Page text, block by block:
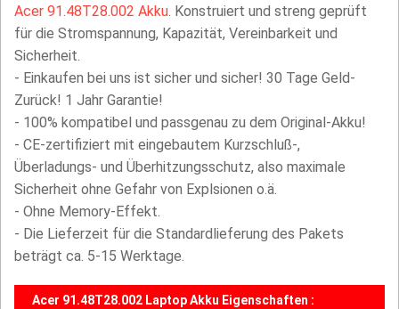
Acer 91.48T28.002 Akku. Konstruiert und streng geprüft
für die Stromspannung, Kapazität, Vereinbarkeit und
Sicherheit.
- Einkaufen bei uns ist sicher und sicher! 30 Tage Geld-
Zurück! 1 Jahr Garantie!
- 100% kompatibel und passgenau zu dem Original-Akku!
- CE-zertifiziert mit eingebautem Kurzschluß-,
Überladungs- und Überhitzungsschutz, also maximale
Sicherheit ohne Gefahr von Explsionen o.ä.
- Ohne Memory-Effekt.
- Die Lieferzeit für die Standardlieferung des Pakets
beträgt ca. 5-15 Werktage.
Acer 91.48T28.002 Laptop Akku Eigenschaften :